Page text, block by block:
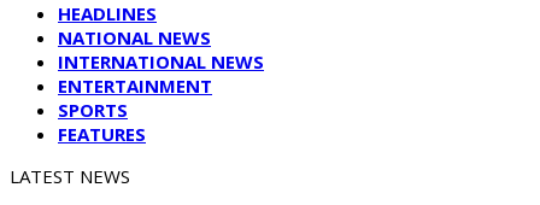
HEADLINES
NATIONAL NEWS
INTERNATIONAL NEWS
ENTERTAINMENT
SPORTS
FEATURES
LATEST NEWS